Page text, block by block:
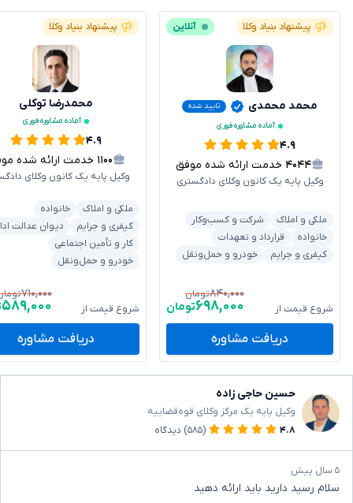
پیشنهاد بنیاد وکلا آنلاین
محمد محمدی
تایید شده
آماده مشاوره فوری
۴.۹
۴۰۴۴ خدمت ارائه شده موفق
وکیل پایه یک کانون وکلای دادگستری
ملکی و املاک
شرکت و کسب‌وکار
خانواده
قرارداد و تعهدات
کیفری و جرایم
خودرو و حمل‌ونقل
شروع قیمت از
۸۴۰,۰۰۰تومان
۶۹۸,۰۰۰تومان
دریافت مشاوره
پیشنهاد بنیاد وکلا
محمدرضا توکلی
آماده مشاوره فوری
۴.۹
۱۱۰۰ خدمت ارائه شده موفق
وکیل پایه یک کانون وکلای
ملکی و املاک
خانواده
کیفری و جرایم
دیوان عدالت
کار و تأمین اجتماعی
خودرو و حمل‌ونقل
شروع قیمت از
۷۱۰,۰۰۰
۵۸۹,۰۰۰
دریافت مشاوره
حسین حاجی زاده
وکیل پایه یک مرکز وکلای قوه‌قضاییه
۴.۸
(۵۸۵) دیدگاه
۵ سال پیش
سلام رسید دارید باید ارائه دهید